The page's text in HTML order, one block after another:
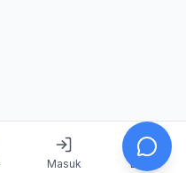
Masuk Daftar